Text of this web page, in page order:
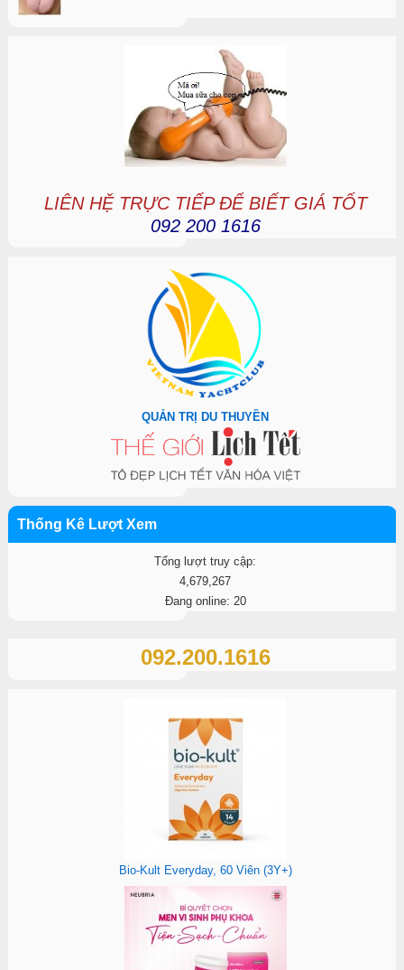
LIÊN HỆ TRỰC TIẾP ĐỂ BIẾT GIÁ TỐT
092 200 1616
QUẢN TRỊ DU THUYỀN
Thống Kê Lượt Xem
Tổng lượt truy cập:
4,679,267
Đang online: 20
092.200.1616
Bio-Kult Everyday, 60 Viên (3Y+)